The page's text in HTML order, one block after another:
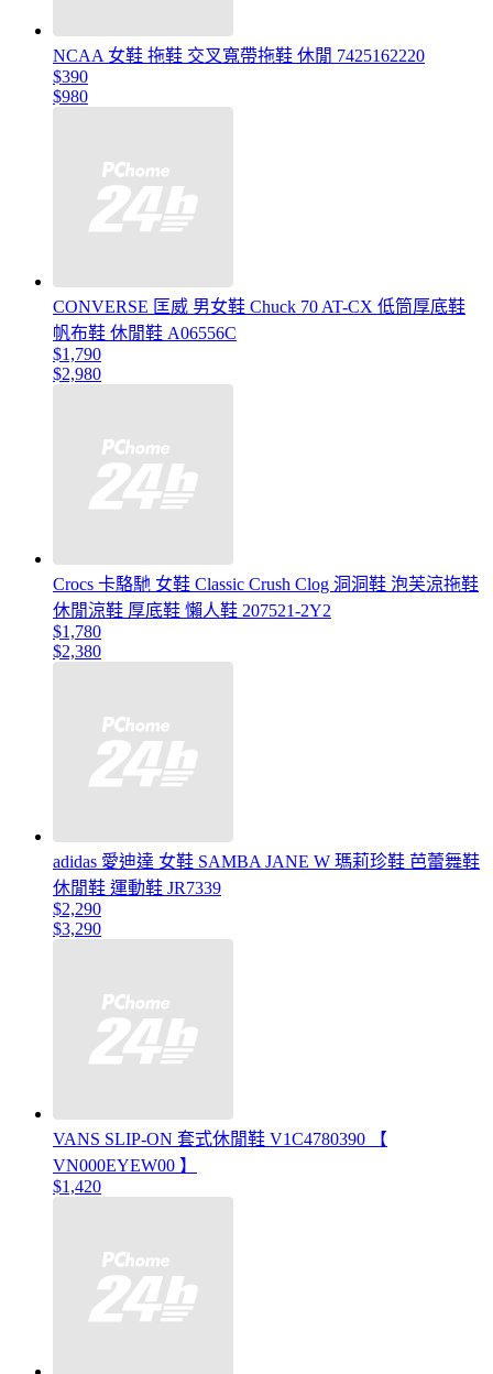
NCAA 女鞋 拖鞋 交叉寬帶拖鞋 休閒 7425162220
$390
$980
CONVERSE 匡威 男女鞋 Chuck 70 AT-CX 低筒厚底鞋
帆布鞋 休閒鞋 A06556C
$1,790
$2,980
Crocs 卡駱馳 女鞋 Classic Crush Clog 洞洞鞋 泡芙涼拖鞋
休閒涼鞋 厚底鞋 懶人鞋 207521-2Y2
$1,780
$2,380
adidas 愛迪達 女鞋 SAMBA JANE W 瑪莉珍鞋 芭蕾舞鞋
休閒鞋 運動鞋 JR7339
$2,290
$3,290
VANS SLIP-ON 套式休閒鞋 V1C4780390 【
VN000EYEW00 】
$1,420